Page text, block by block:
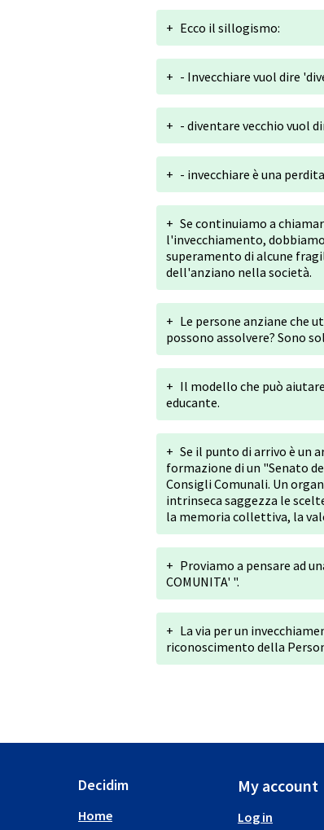
+ Ecco il sillogismo:
+ - Invecchiare vuol dire
+ - diventare vecchio vuol
+ - invecchiare è una perdita
+ Se continuiamo a
l'invecchiamento,
superamento di alcune
dell'anziano nella società.
+ Le persone anziane che
possono assolvere? Sono
+ Il modello che può
educante.
+ Se il punto di arrivo è un
formazione di un "Senato
Consigli Comunali. Un
intrinseca saggezza le
la memoria collettiva, la
+ Proviamo a pensare ad
COMUNITA' ".
+ La via per un
riconoscimento della
Decidim
Home
My account
Log in